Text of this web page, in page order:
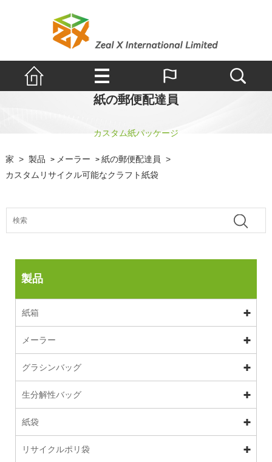
紙の郵便配達員
カスタム紙パッケージ
家 > 製品 > メーラー > 紙の郵便配達員
>
カスタムリサイクル可能なクラフト紙袋
製品
紙箱
メーラー
グラシンバッグ
生分解性バッグ
紙袋
リサイクルポリ袋